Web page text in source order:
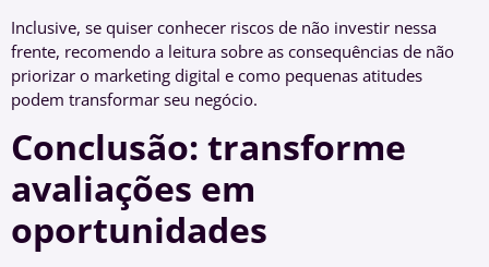
Inclusive, se quiser conhecer riscos de não investir nessa
frente, recomendo a leitura sobre as consequências de não
priorizar o marketing digital e como pequenas atitudes
podem transformar seu negócio.
Conclusão: transforme
avaliações em
oportunidades